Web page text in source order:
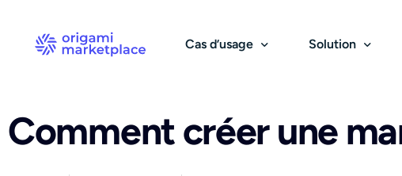
Cas d’usage Solution
Catalogue & fournisseurs Parcours
Comment créer une